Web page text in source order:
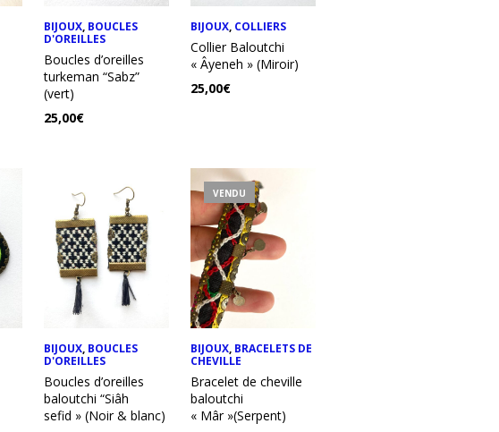
BIJOUX, BOUCLES
D'OREILLES
Boucles d’oreilles
turkeman “Sabz”
(vert)
25,00€
BIJOUX, COLLIERS
Collier Baloutchi
« Âyeneh » (Miroir)
25,00€
BIJOUX, BOUCLES
D'OREILLES
Boucles d’oreilles
baloutchi “Siâh
sefid » (Noir & blanc)
VENDU
BIJOUX, BRACELETS DE
CHEVILLE
Bracelet de cheville
baloutchi
« Mâr »(Serpent)